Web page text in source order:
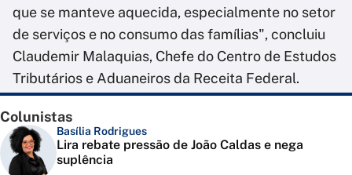
que se manteve aquecida, especialmente no setor
de serviços e no consumo das famílias", concluiu
Claudemir Malaquias, Chefe do Centro de Estudos
Tributários e Aduaneiros da Receita Federal.
Colunistas
Basília Rodrigues
Lira rebate pressão de João Caldas e nega
suplência